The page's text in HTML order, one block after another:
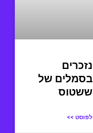
נזכרים
בסמלים של
ששטוס
לפוסט >>